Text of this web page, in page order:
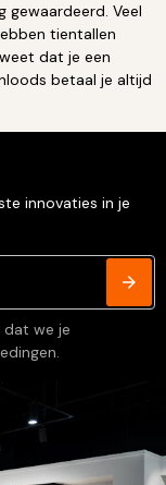
gewaardeerd. Veel
tientallen
dat je een
betaal je altijd
innovaties in je
dat we je